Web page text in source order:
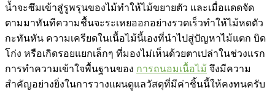
น้ำจะซึมเข้าสู่รูพรุนของไม้ทำให้ไม้ขยายตัว และเมื่อแดดจัด
ตามมาทันทีความชื้นจะระเหยออกอย่างรวดเร็วทำให้ไม้หดตัว
กะทันหัน ความเครียดในเนื้อไม้นี้เองที่นำไปสู่ปัญหาไม้แตก บิด
โก่ง หรือเกิดรอยแยกเล็กๆ ที่มองไม่เห็นด้วยตาเปล่าในช่วงแรก
การทำความเข้าใจพื้นฐานของ การถนอมเนื้อไม้ จึงมีความ
สำคัญอย่างยิ่งในการวางแผนดูแลวัสดุที่มีค่าชิ้นนี้ให้คงทนครับ